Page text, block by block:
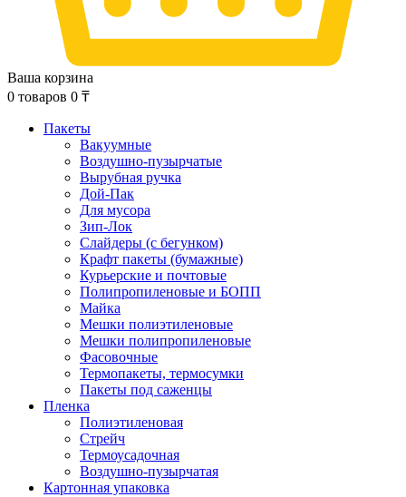
Ваша корзина
0 товаров 0 ₸
Пакеты
Вакуумные
Воздушно-пузырчатые
Вырубная ручка
Дой-Пак
Для мусора
Зип-Лок
Слайдеры (с бегунком)
Крафт пакеты (бумажные)
Курьерские и почтовые
Полипропиленовые и БОПП
Майка
Мешки полиэтиленовые
Мешки полипропиленовые
Фасовочные
Термопакеты, термосумки
Пакеты под саженцы
Пленка
Полиэтиленовая
Стрейч
Термоусадочная
Воздушно-пузырчатая
Картонная упаковка